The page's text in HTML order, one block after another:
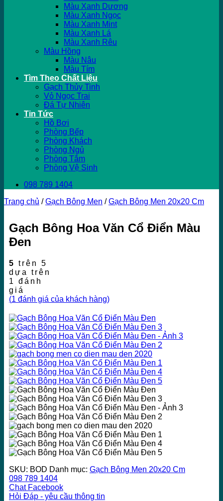
Màu Xanh Dương
Màu Xanh Ngọc
Màu Xanh Mint
Màu Xanh Lá
Màu Xanh Rêu
Màu Hồng
Màu Nâu
Màu Tím
Tìm Theo Chất Liệu
Gạch Thủy Tinh
Vỏ Ngọc Trai
Đá Tự Nhiên
Tin Tức
Hồ Bơi
Phòng Bếp
Phòng Khách
Phòng Ngủ
Phòng Tắm
Phòng Vệ Sinh
098 789 1404
Trang chủ / Gạch Bông Men / Gạch Bông Men 20x20 Cm
Gạch Bông Hoa Văn Cổ Điển Màu
Đen
5 trên 5
dựa trên
1
đánh
giá
(1 đánh giá của khách hàng)
SKU: BOD Danh mục: Gạch Bông Men 20x20 Cm
098 789 1404
Chat Facebook
Hỏi Đáp - yêu cầu thông tin